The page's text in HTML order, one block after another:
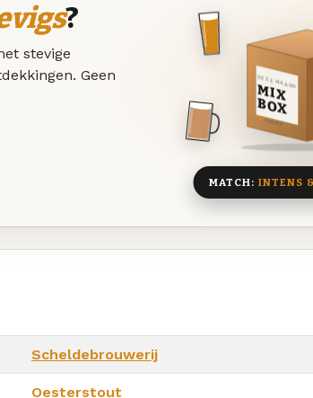
?
stevige
Geen
DEZE MAAND
MIX
BOX
8 BIEREN
MATCH: INTENS
Scheldebrouwerij
Oesterstout